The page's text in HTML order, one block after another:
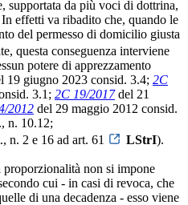
supportata da più voci di dottrina,
effetti va ribadito che, quando le
del permesso di domicilio giusta
questa conseguenza interviene
potere di apprezzamento
19 giugno 2023 consid. 3.4; 2C
3.1; 2C 19/2017del 21
2012 del 29 maggio 2012 consid.
n. 10.12;
2 e 16 ad art. 61
LStrI).
non si impone
cui - in casi di revoca, che
di una decadenza - esso viene